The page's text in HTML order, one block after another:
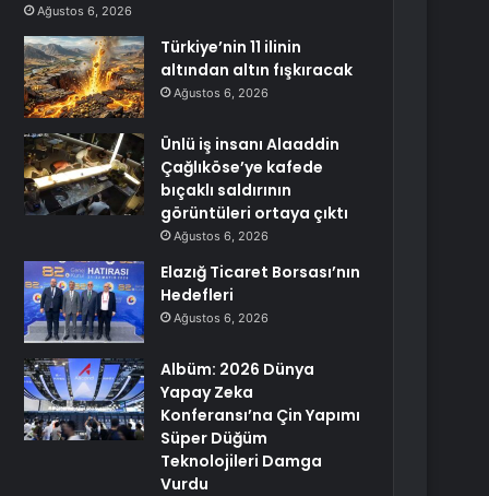
Ağustos 6, 2026
Türkiye’nin 11 ilinin
altından altın fışkıracak
Ağustos 6, 2026
Ünlü iş insanı Alaaddin
Çağlıköse’ye kafede
bıçaklı saldırının
görüntüleri ortaya çıktı
Ağustos 6, 2026
Elazığ Ticaret Borsası’nın
Hedefleri
Ağustos 6, 2026
Albüm: 2026 Dünya
Yapay Zeka
Konferansı’na Çin Yapımı
Süper Düğüm
Teknolojileri Damga
Vurdu